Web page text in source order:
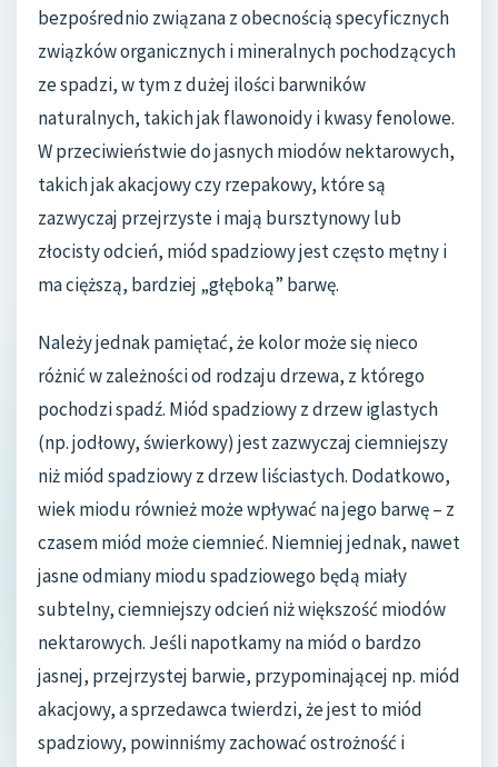
bezpośrednio związana z obecnością specyficznych
związków organicznych i mineralnych pochodzących
ze spadzi, w tym z dużej ilości barwników
naturalnych, takich jak flawonoidy i kwasy fenolowe.
W przeciwieństwie do jasnych miodów nektarowych,
takich jak akacjowy czy rzepakowy, które są
zazwyczaj przejrzyste i mają bursztynowy lub
złocisty odcień, miód spadziowy jest często mętny i
ma cięższą, bardziej „głęboką” barwę.
Należy jednak pamiętać, że kolor może się nieco
różnić w zależności od rodzaju drzewa, z którego
pochodzi spadź. Miód spadziowy z drzew iglastych
(np. jodłowy, świerkowy) jest zazwyczaj ciemniejszy
niż miód spadziowy z drzew liściastych. Dodatkowo,
wiek miodu również może wpływać na jego barwę – z
czasem miód może ciemnieć. Niemniej jednak, nawet
jasne odmiany miodu spadziowego będą miały
subtelny, ciemniejszy odcień niż większość miodów
nektarowych. Jeśli napotkamy na miód o bardzo
jasnej, przejrzystej barwie, przypominającej np. miód
akacjowy, a sprzedawca twierdzi, że jest to miód
spadziowy, powinniśmy zachować ostrożność i